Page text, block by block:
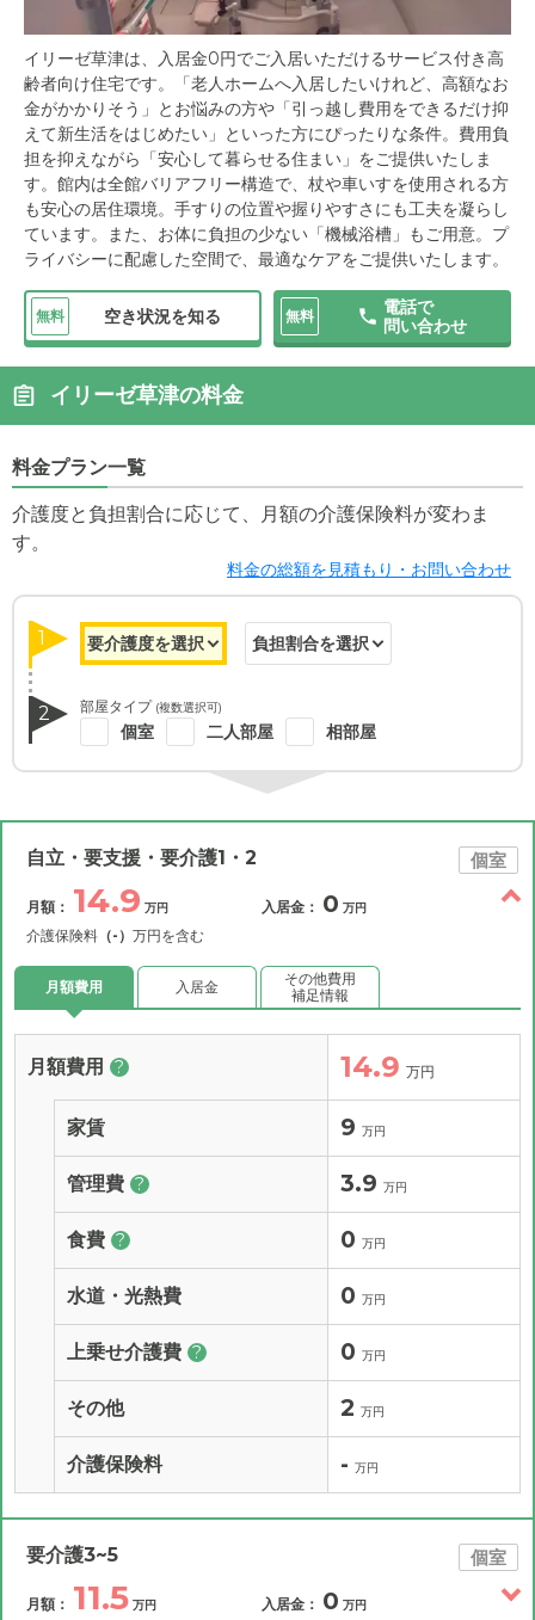
イリーゼ草津は、入居金0円でご入居いただけるサービス付き高
齢者向け住宅です。「老人ホームへ入居したいけれど、高額なお
金がかかりそう」とお悩みの方や「引っ越し費用をできるだけ抑
えて新生活をはじめたい」といった方にぴったりな条件。費用負
担を抑えながら「安心して暮らせる住まい」をご提供いたしま
す。館内は全館バリアフリー構造で、杖や車いすを使用される方
も安心の居住環境。手すりの位置や握りやすさにも工夫を凝らし
ています。また、お体に負担の少ない「機械浴槽」もご用意。プ
ライバシーに配慮した空間で、最適なケアをご提供いたします。
無料 空き状況を知る 無料
電話で
問い合わせ
イリーゼ草津の料金
料金プラン一覧
介護度と負担割合に応じて、月額の介護保険料が変わま
す。
料金の総額を見積もり・お問い合わせ
1
2 部屋タイプ (複数選択可)
個室 二人部屋 相部屋
自立・要支援・要介護1・2 個室
月額： 14.9 万円
介護保険料 （-） 万円を含む
入居金： 0 万円
月額費用 入居金
その他費用
補足情報
月額費用 ? 14.9 万円
家賃 9 万円
管理費 ? 3.9 万円
食費 ? 0 万円
水道・光熱費 0 万円
上乗せ介護費 ? 0 万円
その他 2 万円
介護保険料 - 万円
要介護3~5 個室
月額： 11.5 万円 入居金： 0 万円